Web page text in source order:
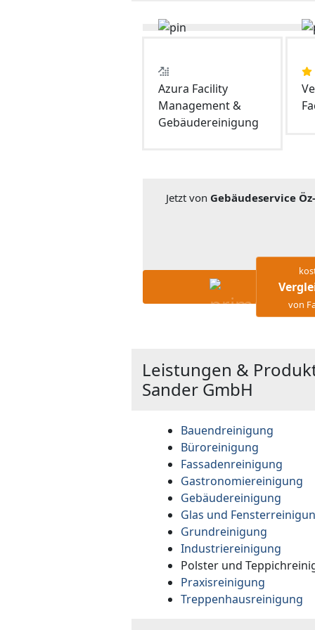
Azura Facility
Management &
Gebäudereinigung
Jetzt von Gebäudeservice
von
Leistungen &
Sander GmbH
Bauendreinigung
Büroreinigung
Fassadenreinigung
Gastronomiereinigung
Gebäudereinigung
Glas und
Grundreinigung
Industriereinigung
Polster und
Praxisreinigung
Treppenhausreinigung